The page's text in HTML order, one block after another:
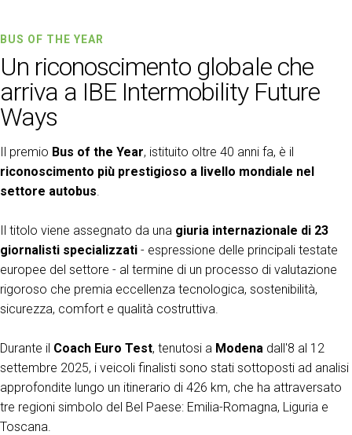
Blog
Eventi arrow_right
ESPONI A IBE
BUS OF THE YEAR
Un riconoscimento globale che
arriva a IBE Intermobility Future
Ways
Il premio Bus of the Year, istituito oltre 40 anni fa, è il
riconoscimento più prestigioso a livello mondiale nel
settore autobus.
Il titolo viene assegnato da una giuria internazionale di 23
giornalisti specializzati - espressione delle principali testate
europee del settore - al termine di un processo di valutazione
rigoroso che premia eccellenza tecnologica, sostenibilità,
sicurezza, comfort e qualità costruttiva.
Durante il Coach Euro Test, tenutosi a Modena dall'8 al 12
settembre 2025, i veicoli finalisti sono stati sottoposti ad analisi
approfondite lungo un itinerario di 426 km, che ha attraversato
tre regioni simbolo del Bel Paese: Emilia-Romagna, Liguria e
Toscana.